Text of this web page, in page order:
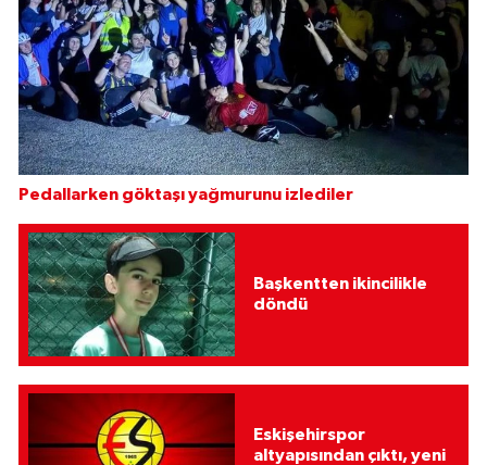
Pedallarken göktaşı yağmurunu izlediler
Başkentten ikincilikle
döndü
Eskişehirspor
altyapısından çıktı, yeni